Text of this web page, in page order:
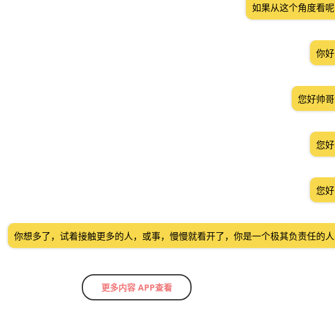
如果从这个角度看呢
你好
您好帅哥
您好
您好
你想多了，试着接触更多的人，或事，慢慢就看开了，你是一个极其负责任的人
更多内容 APP查看